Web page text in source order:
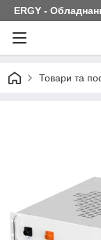
ERGY -
Товари та